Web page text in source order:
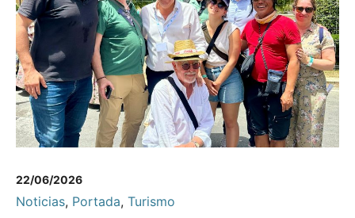
22/06/2026
Noticias, Portada, Turismo